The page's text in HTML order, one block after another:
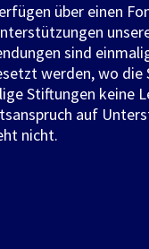
über einen
sind
werden, wo die
Stiftungen keine
auf
nicht.